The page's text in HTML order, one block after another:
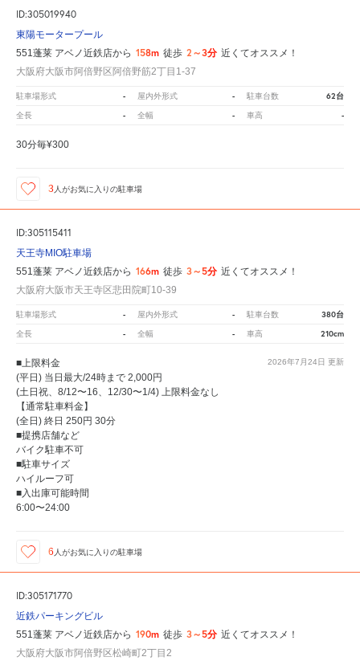
ID:305019940
東陽モータープール
551蓬莱 アベノ近鉄店から 158m 徒歩 2～3分 近くてオススメ！
大阪府大阪市阿倍野区阿倍野筋2丁目1-37
駐車場形式 - 屋内外形式 - 駐車台数 62台
全長 - 全幅 - 車高 -
30分毎¥300
3 人がお気に入りの駐車場
ID:305115411
天王寺MIO駐車場
551蓬莱 アベノ近鉄店から 166m 徒歩 3～5分 近くてオススメ！
大阪府大阪市天王寺区悲田院町10-39
駐車場形式 - 屋内外形式 - 駐車台数 380台
全長 - 全幅 - 車高 210cm
2026年7月24日 更新
■上限料金
(平日) 当日最大/24時まで 2,000円
(土日祝、8/12〜16、12/30〜1/4) 上限料金なし
【通常駐車料金】
(全日) 終日 250円 30分
■提携店舗など
バイク駐車不可
■駐車サイズ
ハイルーフ可
■入出庫可能時間
6:00〜24:00
6 人がお気に入りの駐車場
ID:305171770
近鉄パーキングビル
551蓬莱 アベノ近鉄店から 190m 徒歩 3～5分 近くてオススメ！
大阪府大阪市阿倍野区松崎町2丁目2